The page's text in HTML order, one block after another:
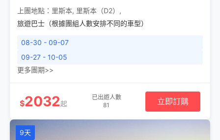
上團地點： 里斯本, 里斯本（D2） ,
旅遊巴士（根據團組人數安排不同的車型）
08-30 - 09-07
09-27 - 10-05
更多團期>>
$2032起
已出遊人數
81
立即訂購
9天